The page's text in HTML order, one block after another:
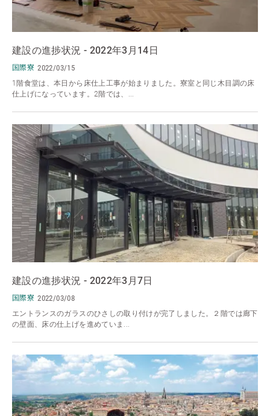
建設の進捗状況 - 2022年3月14日
国際寮 2022/03/15
1階食堂は、本日から床仕上工事が始まりました。寮室と同じ木目調の床
仕上げになっています。2階では、...
建設の進捗状況 - 2022年3月7日
国際寮 2022/03/08
エントランスのガラスのひさしの取り付けが完了しました。２階では廊下
の壁面、床の仕上げを進めていま...